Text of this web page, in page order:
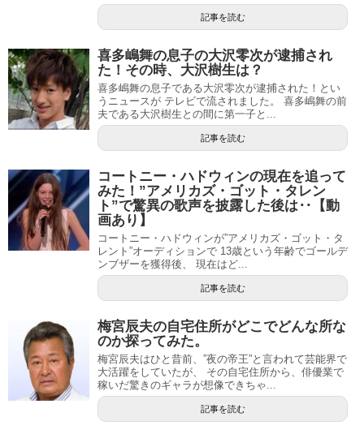
記事を読む
喜多嶋舞の息子の大沢零次が逮捕され
た！その時、大沢樹生は？
喜多嶋舞の息子である大沢零次が逮捕された！とい
うニュースが テレビで流されました。 喜多嶋舞の前
夫である大沢樹生との間に第一子と...
記事を読む
コートニー・ハドウィンの現在を追って
みた！”アメリカズ・ゴット・タレン
ト”で驚異の歌声を披露した後は‥【動
画あり】
コートニー・ハドウィンが”アメリカズ・ゴット・タ
レント”オーディションで 13歳という年齢でゴールデ
ンブザーを獲得後、 現在はど...
記事を読む
梅宮辰夫の自宅住所がどこでどんな所な
のか探ってみた。
梅宮辰夫はひと昔前、”夜の帝王”と言われて芸能界で
大活躍をしていたが、 その自宅住所から、俳優業で
稼いだ驚きのギャラが想像できちゃ...
記事を読む